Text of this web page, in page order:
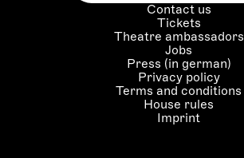
Contact us
Tickets
Theatre ambassadors
Jobs
Press (in german)
Privacy policy
Terms and conditions
House rules
Imprint